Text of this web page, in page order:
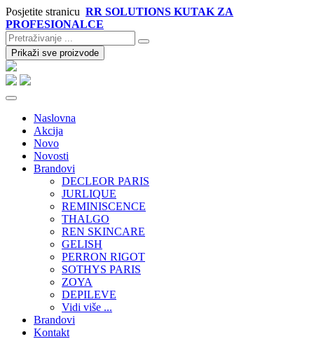
Posjetite stranicu RR SOLUTIONS KUTAK ZA
PROFESIONALCE
Prikaži sve proizvode
Naslovna
Akcija
Novo
Novosti
Brandovi
DECLEOR PARIS
JURLIQUE
REMINISCENCE
THALGO
REN SKINCARE
GELISH
PERRON RIGOT
SOTHYS PARIS
ZOYA
DEPILEVE
Vidi više ...
Brandovi
Kontakt